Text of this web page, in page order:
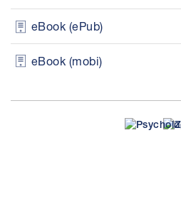
eBook (ePub)
eBook (mobi)